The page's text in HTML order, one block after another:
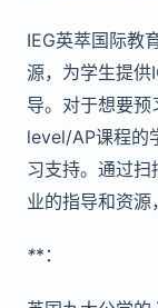
IEG英萃国际教
源，为学生提供
导。对于想要
level/AP课程的
习支持。通过
业的指导和资源
**：